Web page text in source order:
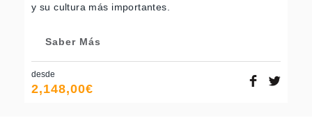
y su cultura más importantes.
Saber Más
desde
2,148,00€